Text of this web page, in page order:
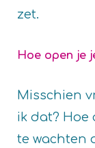
zet.
Hoe open je
Misschien
ik dat? Hoe
te wachten